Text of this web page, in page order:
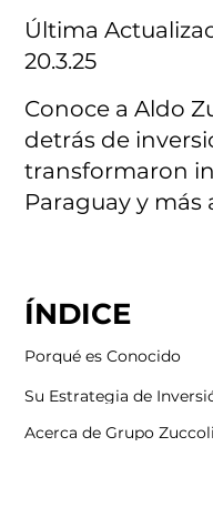
ÍNDICE
Porqué es Conocido
Su Estrategia de
Acerca de Grupo
Última
20.3.25
Conoce a Aldo
detrás de
transformaron
Paraguay y más